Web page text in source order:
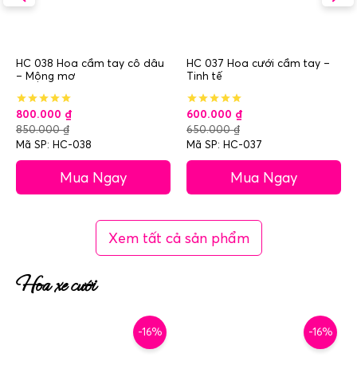
HC 038 Hoa cầm tay cô dâu
– Mộng mơ
800.000 ₫
850.000₫
Mã SP: HC-038
Mua Ngay
HC 037 Hoa cưới cầm tay –
Tinh tế
600.000 ₫
650.000₫
Mã SP: HC-037
Mua Ngay
Xem tất cả sản phẩm
Hoa xe cưới
-16% -16%